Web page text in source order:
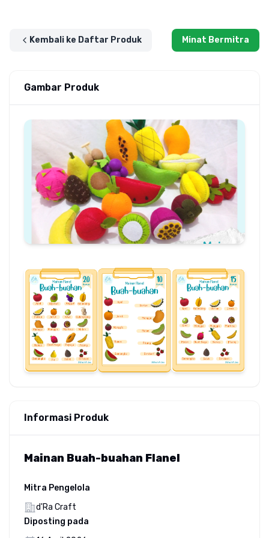
Kembali ke Daftar Produk Minat Bermitra
Gambar Produk
Informasi Produk
Mainan Buah-buahan Flanel
Mitra Pengelola
d'Ra Craft
Diposting pada